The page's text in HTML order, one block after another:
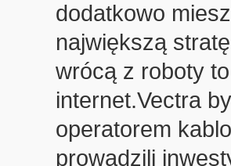
dodatkowo
największą
wrócą z roboty
internet.Vectra
operatorem
prowadzili